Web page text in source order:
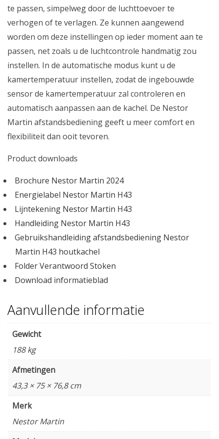
te passen, simpelweg door de luchttoevoer te
verhogen of te verlagen. Ze kunnen aangewend
worden om deze instellingen op ieder moment aan te
passen, net zoals u de luchtcontrole handmatig zou
instellen. In de automatische modus kunt u de
kamertemperatuur instellen, zodat de ingebouwde
sensor de kamertemperatuur zal controleren en
automatisch aanpassen aan de kachel. De Nestor
Martin afstandsbediening geeft u meer comfort en
flexibiliteit dan ooit tevoren.
Product downloads
Brochure Nestor Martin 2024
Energielabel Nestor Martin H43
Lijntekening Nestor Martin H43
Handleiding Nestor Martin H43
Gebruikshandleiding afstandsbediening Nestor
Martin H43 houtkachel
Folder Verantwoord Stoken
Download informatieblad
Aanvullende informatie
Gewicht
188 kg
Afmetingen
43,3 × 75 × 76,8 cm
Merk
Nestor Martin